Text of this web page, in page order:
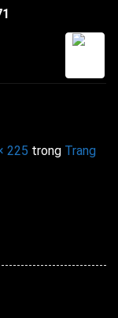
225 trong Trang